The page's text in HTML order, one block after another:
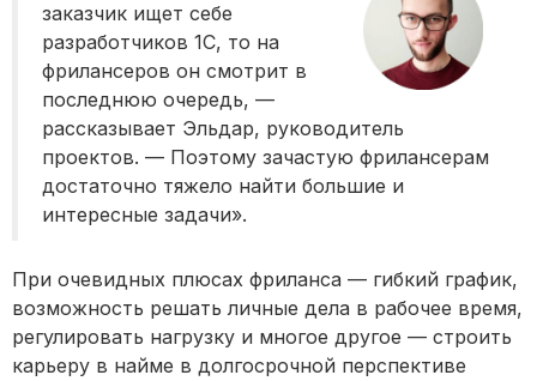
заказчик ищет себе
разработчиков 1С, то на
фрилансеров он смотрит в
последнюю очередь, —
рассказывает Эльдар, руководитель
проектов. — Поэтому зачастую фрилансерам
достаточно тяжело найти большие и
интересные задачи».
При очевидных плюсах фриланса — гибкий график,
возможность решать личные дела в рабочее время,
регулировать нагрузку и многое другое — строить
карьеру в найме в долгосрочной перспективе